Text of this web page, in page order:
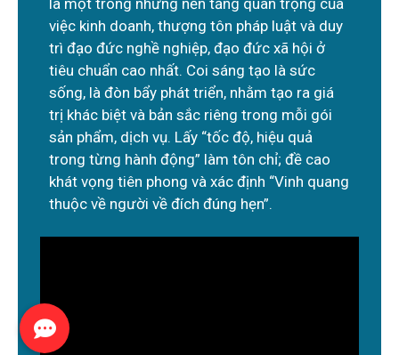
là một trong những nền tảng quan trọng của
việc kinh doanh, thượng tôn pháp luật và duy
trì đạo đức nghề nghiệp, đạo đức xã hội ở
tiêu chuẩn cao nhất. Coi sáng tạo là sức
sống, là đòn bẩy phát triển, nhằm tạo ra giá
trị khác biệt và bản sắc riêng trong mỗi gói
sản phẩm, dịch vụ. Lấy “tốc độ, hiệu quả
trong từng hành động” làm tôn chỉ; đề cao
khát vọng tiên phong và xác định “Vinh quang
thuộc về người về đích đúng hẹn”.